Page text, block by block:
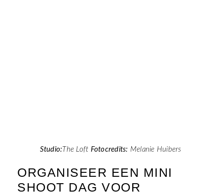
Studio: The Loft Fotocredits: Melanie Huibers
ORGANISEER EEN MINI
SHOOT DAG VOOR